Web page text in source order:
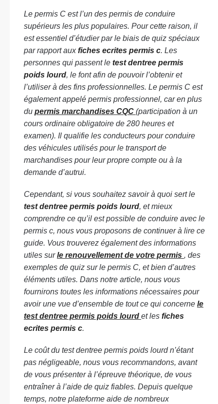
Le permis C est l’un des permis de conduire
supérieurs les plus populaires. Pour cette raison, il
est essentiel d’étudier par le biais de quiz spéciaux
par rapport auxfiches ecrites permis c. Les
personnes qui passent le test dentree permis
poids lourd, le font afin de pouvoir l’obtenir et
l’utiliser à des fins professionnelles. Le permis C est
également appelé permis professionnel, car en plus
du permis marchandises CQC (participation à un
cours ordinaire obligatoire de 280 heures et
examen). Il qualifie les conducteurs pour conduire
des véhicules utilisés pour le transport de
marchandises pour leur propre compte ou à la
demande d’autrui.
Cependant, si vous souhaitez savoir à quoi sert le
test dentree permis poids lourd, et mieux
comprendre ce qu’il est possible de conduire avec le
permis c, nous vous proposons de continuer à lire ce
guide. Vous trouverez également des informations
utiles surle renouvellement de votre permis , des
exemples de quiz sur le permis C, et bien d’autres
éléments utiles. Dans notre article, nous vous
fournirons toutes les informations nécessaires pour
avoir une vue d’ensemble de tout ce qui concerne le
test dentree permis poids lourd et les fiches
ecrites permis c.
Le coût du test dentree permis poids lourd n’étant
pas négligeable, nous vous recommandons, avant
de vous présenter à l’épreuve théorique, de vous
entraîner à l’aide de quiz fiables. Depuis quelque
temps, notre plateforme aide de nombreux